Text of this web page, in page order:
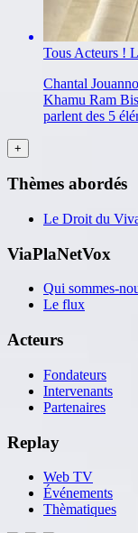
Tous Acteurs !
Chantal
Khamu Ram
parlent des 5
Thèmes abordés
Le Droit du
ViaPlaNetVox
Qui sommes-
Le flux
Acteurs
Fondateurs
Intervenants
Partenaires
Replay
Web TV
Événements
Thèmatiques